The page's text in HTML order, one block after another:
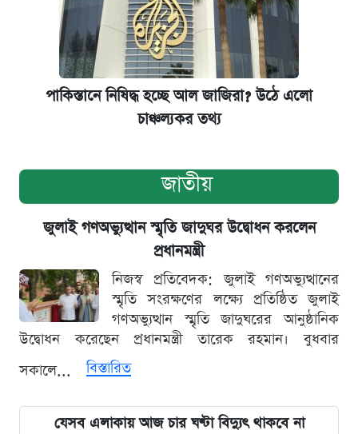
পাকিস্তানে নিষিদ্ধ হচ্ছে আল জাজিরা? উঠে এলো
চাঞ্চল্যকর তথ্য
জাতীয়
জুলাই গণঅভ্যুত্থান স্মৃতি জাদুঘর উদ্বোধন করলেন
প্রধানমন্ত্রী
নিজস্ব প্রতিবেদক: জুলাই গণঅভ্যুত্থানের
স্মৃতি সংরক্ষণের লক্ষ্যে প্রতিষ্ঠিত জুলাই
গণঅভ্যুত্থান স্মৃতি জাদুঘরের আনুষ্ঠানিক
উদ্বোধন করেছেন প্রধানমন্ত্রী তারেক রহমান। বুধবার
সকালে...
বিস্তারিত
যেসব এলাকায় আজ চার ঘণ্টা বিদ্যুৎ থাকবে না